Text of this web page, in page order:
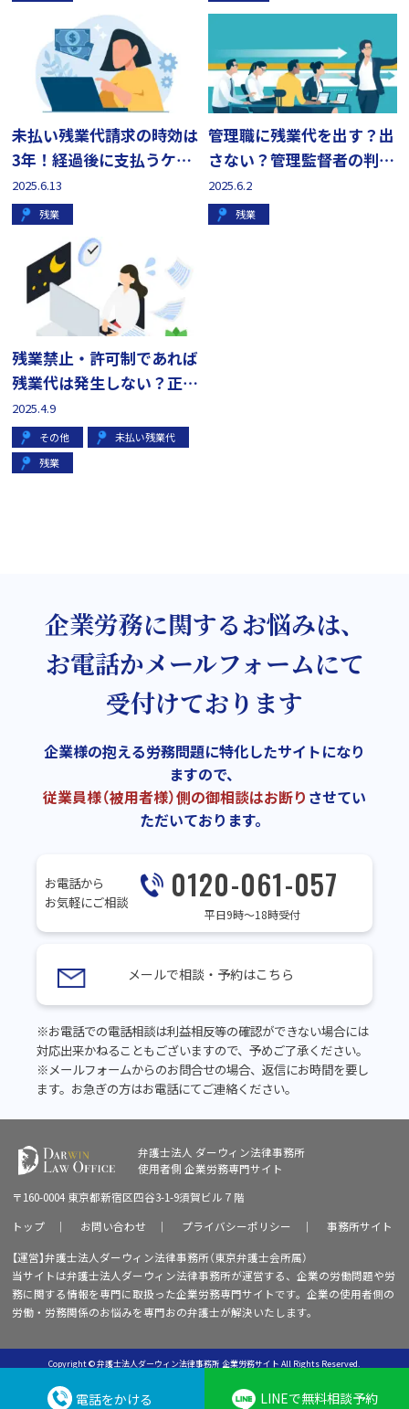
未払い残業代請求の時効は
3年！経過後に支払うケー
スも解説
2025.6.13
残業
管理職に残業代を出す？出
さない？管理監督者の判断
基準を解説
2025.6.2
残業
残業禁止・許可制であれば
残業代は発生しない？正し
い方法を解説
2025.4.9
その他
未払い残業代
残業
企業労務に関するお悩みは、
お電話かメールフォームにて
受付けております
企業様の抱える労務問題に特化したサイトになり
ますので、
従業員様（被用者様）側の御相談はお断り させてい
ただいております。
お電話から
お気軽にご相談
0120-061-057
平日9時～18時受付
メールで相談・予約はこちら
※お電話での電話相談は利益相反等の確認ができない場合には
対応出来かねることもございますので、予めご了承ください。
※メールフォームからのお問合せの場合、返信にお時間を要し
ます。お急ぎの方はお電話にてご連絡ください。
弁護士法人 ダーウィン法律事務所
使用者側 企業労務専門サイト
〒160-0004 東京都新宿区四谷3-1-9須賀ビル７階
トップ ｜ お問い合わせ ｜ プライバシーポリシー ｜
事務所サイト
【運営】弁護士法人ダーウィン法律事務所（東京弁護士会所属）
当サイトは弁護士法人ダーウィン法律事務所が運営する、企業の労働問題や労
務に関する情報を専門に取扱った企業労務専門サイトです。企業の使用者側の
労働・労務関係のお悩みを専門おの弁護士が解決いたします。
Copyright © 弁護士法人ダーウィン法律事務所 企業労務サイト All Rights Reserved.
電話をかける LINEで無料相談予約